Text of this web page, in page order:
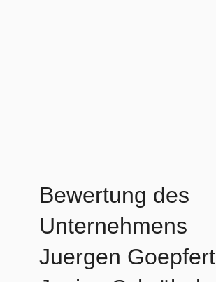
Bewertung des
Unternehmens
Juergen Goepfert